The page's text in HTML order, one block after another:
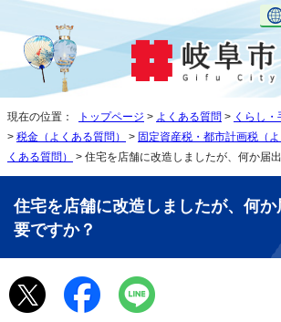
現在の位置： トップページ > よくある質問 > くらし・
> 税金（よくある質問） > 固定資産税・都市計画税（よ
くある質問）
> 住宅を店舗に改造しましたが、何か届
住宅を店舗に改造しましたが、何か
要ですか？